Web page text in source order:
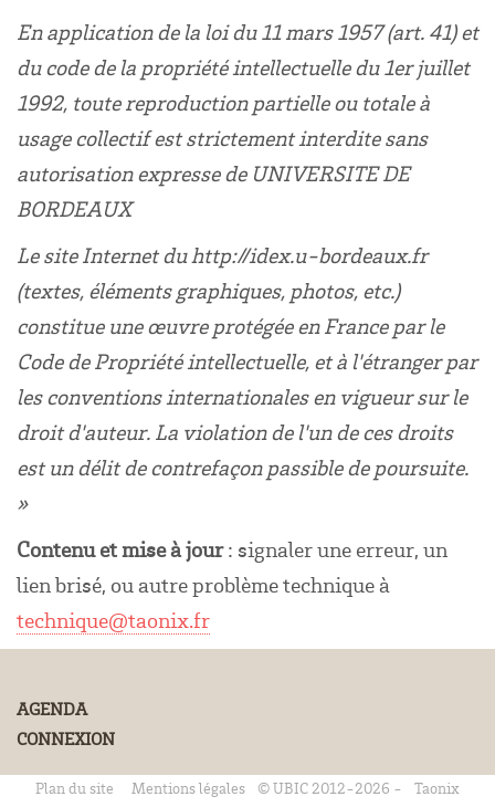
En application de la loi du 11 mars 1957 (art. 41) et
du code de la propriété intellectuelle du 1er juillet
1992, toute reproduction partielle ou totale à
usage collectif est strictement interdite sans
autorisation expresse de UNIVERSITE DE
BORDEAUX
Le site Internet du http://idex.u-bordeaux.fr
(textes, éléments graphiques, photos, etc.)
constitue une œuvre protégée en France par le
Code de Propriété intellectuelle, et à l'étranger par
les conventions internationales en vigueur sur le
droit d'auteur. La violation de l'un de ces droits
est un délit de contrefaçon passible de poursuite.
»
Contenu et mise à jour: signaler une erreur, un
lien brisé, ou autre problème technique à
technique@taonix.fr
AGENDA
CONNEXION
Plan du site Mentions légales © UBIC 2012-2026 - Taonix